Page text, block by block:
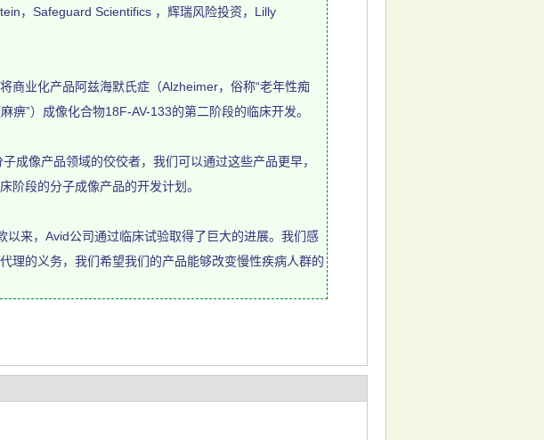
，Safeguard Scientifics ，辉瑞风险投资，Lilly
业化产品阿兹海默氏症（Alzheimer，俗称“老年性痴
痹”）成像化合物18F-AV-133的第二阶段的临床开发。
像产品领域的佼佼者，我们可以通过这些产品更早，
阶段的分子成像产品的开发计划。
来，Avid公司通过临床试验取得了巨大的进展。我们感
理的义务，我们希望我们的产品能够改变慢性疾病人群的